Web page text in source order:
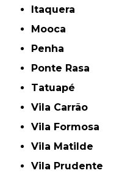
Itaquera
Mooca
Penha
Ponte Rasa
Tatuapé
Vila Carrão
Vila Formosa
Vila Matilde
Vila Prudente